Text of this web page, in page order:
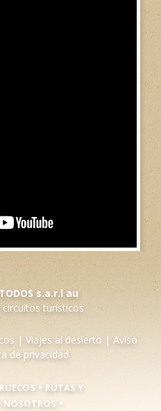
s.a.r.l au
circuitos turísticos
| Viajes al desierto | Aviso
de privacidad
• RUTAS Y
NOSOTROS •